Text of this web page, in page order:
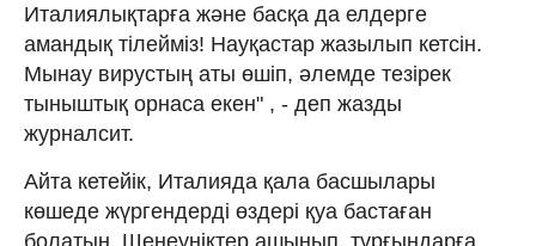
Италиялықтарға және басқа да елдерге
амандық тілейміз! Науқастар жазылып кетсін.
Мынау вирустың аты өшіп, әлемде тезірек
тыныштық орнаса екен" , - деп жазды
журналсит.⠀
Айта кетейік, Италияда қала басшылары
көшеде жүргендерді өздері қуа бастаған
болатын. Шенеуніктер ашынып, тұрғындарға